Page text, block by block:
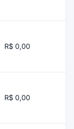
R$ 0,00
R$ 0,00